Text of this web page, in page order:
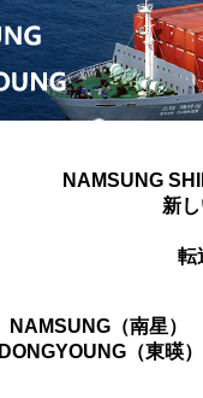
NAMSUNG
新
転
NAMSUNG（南星）
DONGYOUNG（東暎）